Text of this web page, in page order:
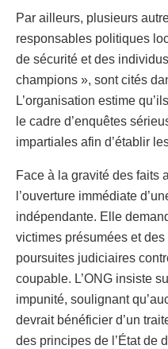
Par ailleurs, plusieurs
responsables politiques
de sécurité et des
champions », sont cités
L’organisation estime
le cadre d’enquêtes
impartiales afin d’établir
Face à la gravité des faits
l’ouverture immédiate
indépendante. Elle
victimes présumées et
poursuites judiciaires
coupable. L’ONG insiste
impunité, soulignant
devrait bénéficier d’un
des principes de l’État de